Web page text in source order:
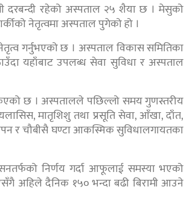
दरबन्दी रहेको अस्पताल २५ शैया छ । मेसुको
नेतृत्वमा अस्पताल पुगेको हो ।
गर्नुभएको छ । अस्पताल विकास समितिका
यहाँबाट उपलब्ध सेवा सुविधा र अस्पताल
छ । अस्पतालले पछिल्लो समय गुणस्तरीय
मातृशिशु तथा प्रसूति सेवा, आँखा, दाँत,
र चौबीसै घण्टा आकस्मिक सुविधालगायतका
निर्णय गर्दा आफूलाई समस्या भएको
अहिले दैनिक १५० भन्दा बढी बिरामी आउने